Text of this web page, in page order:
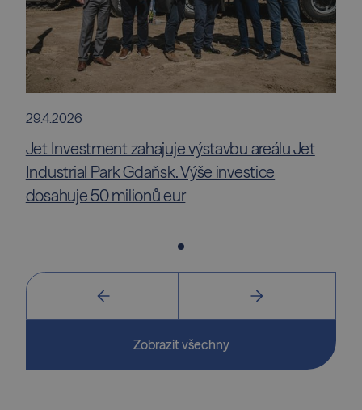
29.4.2026
Jet Investment zahajuje výstavbu areálu Jet
Industrial Park Gdaňsk. Výše investice
dosahuje 50 milionů eur
Zobrazit všechny